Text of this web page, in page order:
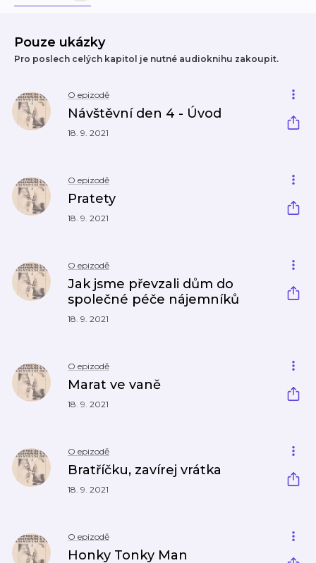
Pouze ukázky
Pro poslech celých kapitol je nutné audioknihu zakoupit.
O epizodě
Návštěvní den 4 - Úvod
18. 9. 2021
O epizodě
Pratety
18. 9. 2021
O epizodě
Jak jsme převzali dům do
společné péče nájemníků
18. 9. 2021
O epizodě
Marat ve vaně
18. 9. 2021
O epizodě
Bratříčku, zavírej vrátka
18. 9. 2021
O epizodě
Honky Tonky Man